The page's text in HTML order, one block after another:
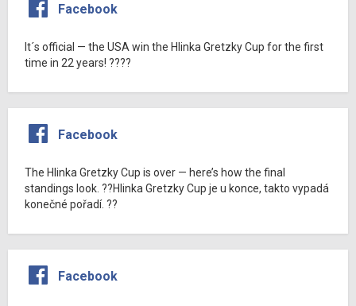
Facebook
It´s official — the USA win the Hlinka Gretzky Cup for the first
time in 22 years! ????
Facebook
The Hlinka Gretzky Cup is over — here’s how the final
standings look. ??Hlinka Gretzky Cup je u konce, takto vypadá
konečné pořadí. ??
Facebook